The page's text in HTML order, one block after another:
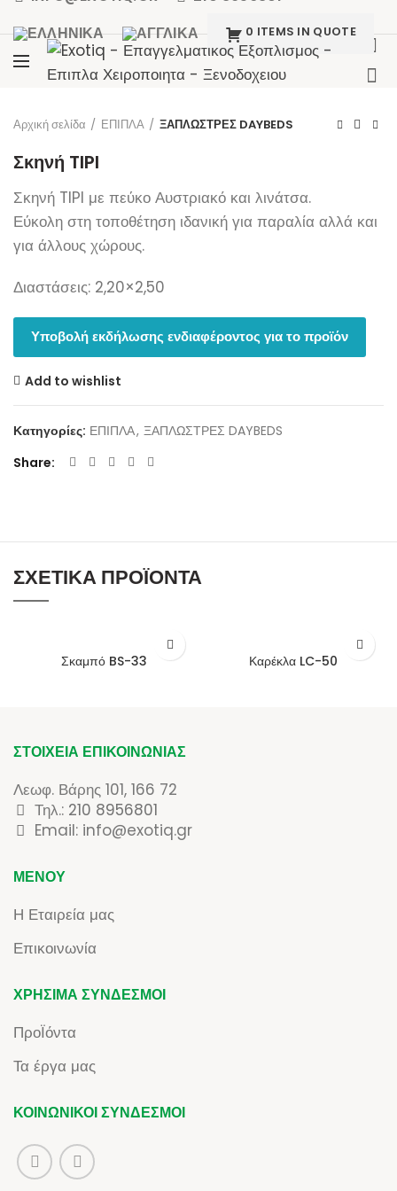
0 ITEMS IN QUOTE
Click to enlarge
Αρχική σελίδα ΕΠΙΠΛΑ ΞΑΠΛΩΣΤΡΕΣ DAYBEDS
Σκηνή TIPI
Σκηνή TIPI με πεύκο Αυστριακό και λινάτσα.
Εύκολη στη τοποθέτηση ιδανική για παραλία αλλά και
για άλλους χώρους.
Διαστάσεις: 2,20×2,50
Υποβολή εκδήλωσης ενδιαφέροντος για το προϊόν
Add to wishlist
Κατηγορίες: ΕΠΙΠΛΑ, ΞΑΠΛΩΣΤΡΕΣ DAYBEDS
Share
ΣΧΕΤΙΚΆ ΠΡΟΪΌΝΤΑ
Σκαμπό BS-33 Καρέκλα LC-50
ΣΤΟΙΧΕΊΑ ΕΠΙΚΟΙΝΩΝΊΑΣ
Λεωφ. Βάρης 101, 166 72
Τηλ.: 210 8956801
Email: info@exotiq.gr
ΜΕΝΟΎ
Η Εταιρεία μας
Επικοινωνία
ΧΡΉΣΙΜΑ ΣΎΝΔΕΣΜΟΙ
ΠροΪόντα
Τα έργα μας
ΚΟΙΝΩΝΙΚΟΊ ΣΎΝΔΕΣΜΟΙ